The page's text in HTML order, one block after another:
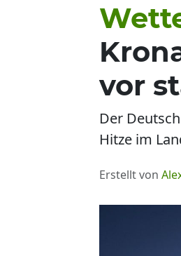
vor
Der
Hitze im
Erstellt von